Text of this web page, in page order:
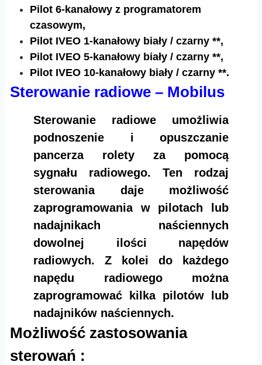
Pilot 6-kanałowy z programatorem
czasowym,
Pilot IVEO 1-kanałowy biały / czarny **,
Pilot IVEO 5-kanałowy biały / czarny **,
Pilot IVEO 10-kanałowy biały / czarny **.​​
Sterowanie radiowe – Mobilus
Sterowanie radiowe umożliwia
podnoszenie i opuszczanie
pancerza rolety za pomocą
sygnału radiowego. Ten rodzaj
sterowania daje możliwość
zaprogramowania w pilotach lub
nadajnikach naściennych
dowolnej ilości napędów
radiowych. Z kolei do każdego
napędu radiowego można
zaprogramować kilka pilotów lub
nadajników naściennych.​​
Możliwość zastosowania
sterowań :